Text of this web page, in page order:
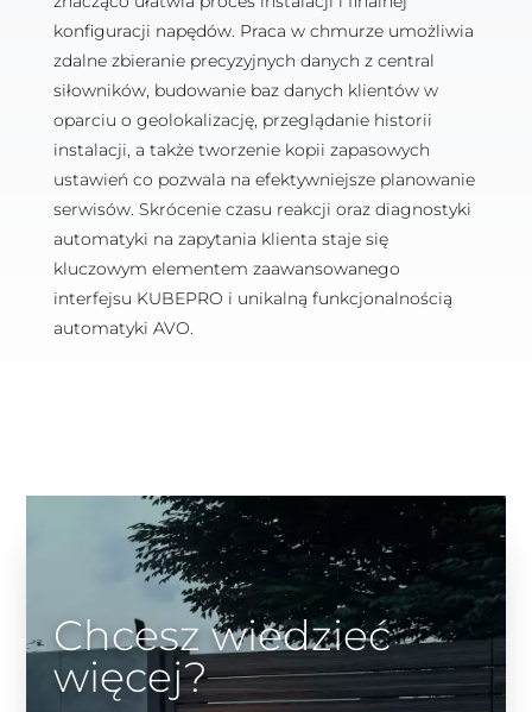
konfiguracji napędów. Praca w chmurze umożliwia
zdalne zbieranie precyzyjnych danych z central
siłowników, budowanie baz danych klientów w
oparciu o geolokalizację, przeglądanie historii
instalacji, a także tworzenie kopii zapasowych
ustawień co pozwala na efektywniejsze planowanie
serwisów. Skrócenie czasu reakcji oraz diagnostyki
automatyki na zapytania klienta staje się
kluczowym elementem zaawansowanego
interfejsu KUBEPRO i unikalną funkcjonalnością
automatyki AVO.
Chcesz wiedzieć
więcej?